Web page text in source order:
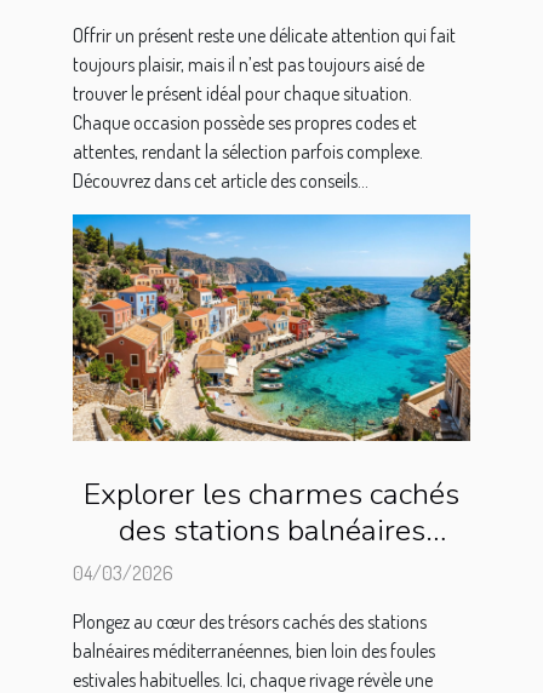
Offrir un présent reste une délicate attention qui fait
toujours plaisir, mais il n’est pas toujours aisé de
trouver le présent idéal pour chaque situation.
Chaque occasion possède ses propres codes et
attentes, rendant la sélection parfois complexe.
Découvrez dans cet article des conseils...
Explorer les charmes cachés
des stations balnéaires
méditerranéennes
04/03/2026
Plongez au cœur des trésors cachés des stations
balnéaires méditerranéennes, bien loin des foules
estivales habituelles. Ici, chaque rivage révèle une